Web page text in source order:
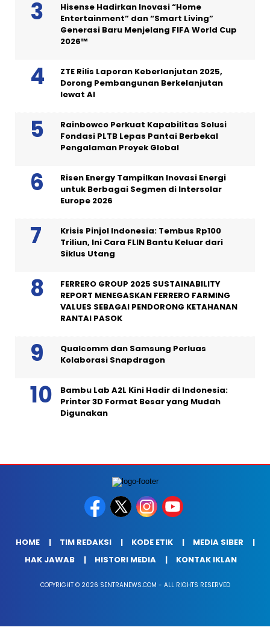
Hisense Hadirkan Inovasi “Home
Entertainment” dan “Smart Living”
Generasi Baru Menjelang FIFA World Cup
2026™
ZTE Rilis Laporan Keberlanjutan 2025,
Dorong Pembangunan Berkelanjutan
lewat AI
Rainbowco Perkuat Kapabilitas Solusi
Fondasi PLTB Lepas Pantai Berbekal
Pengalaman Proyek Global
Risen Energy Tampilkan Inovasi Energi
untuk Berbagai Segmen di Intersolar
Europe 2026
Krisis Pinjol Indonesia: Tembus Rp100
Triliun, Ini Cara FLIN Bantu Keluar dari
Siklus Utang
FERRERO GROUP 2025 SUSTAINABILITY
REPORT MENEGASKAN FERRERO FARMING
VALUES SEBAGAI PENDORONG KETAHANAN
RANTAI PASOK
Qualcomm dan Samsung Perluas
Kolaborasi Snapdragon
Bambu Lab A2L Kini Hadir di Indonesia:
Printer 3D Format Besar yang Mudah
Digunakan
HOME TIM REDAKSI KODE ETIK
MEDIA SIBER
HAK JAWAB
HISTORI MEDIA KONTAK IKLAN
COPYRIGHT © 2026 SENTRANEWS.COM - ALL RIGHTS RESERVED